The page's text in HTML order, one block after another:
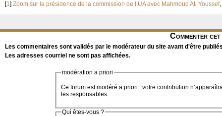
[1] Zoom sur la présidence de la commission de l’UA avec Mahmoud Ali Youssef
Commenter
Les commentaires sont validés par le modérateur du site avant d'être
Les adresses courriel ne sont pas affichées.
modération a priori
Ce forum est modéré a priori : votre contribution
les responsables.
Qui êtes-vous ?